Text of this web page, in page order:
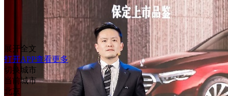
展开全文
打开APP查看更多
切换城市
当前城市
北京